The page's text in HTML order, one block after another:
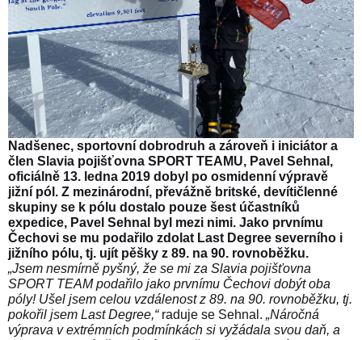
Nadšenec, sportovní dobrodruh a zároveň i iniciátor a
člen Slavia pojišťovna SPORT TEAMU, Pavel Sehnal,
oficiálně 13. ledna 2019 dobyl po osmidenní výpravě
jižní pól. Z mezinárodní, převážně britské, devítičlenné
skupiny se k pólu dostalo pouze šest účastníků
expedice, Pavel Sehnal byl mezi nimi. Jako prvnímu
Čechovi se mu podařilo zdolat Last Degree severního i
jižního pólu, tj. ujít pěšky z 89. na 90. rovnoběžku.
„Jsem nesmírně pyšný, že se mi za Slavia pojišťovna
SPORT TEAM podařilo jako prvnímu Čechovi dobýt oba
póly! Ušel jsem celou vzdálenost z 89. na 90. rovnoběžku, tj.
pokořil jsem Last Degree,“raduje se Sehnal. „Náročná
výprava v extrémních podmínkách si vyžádala svou daň, a